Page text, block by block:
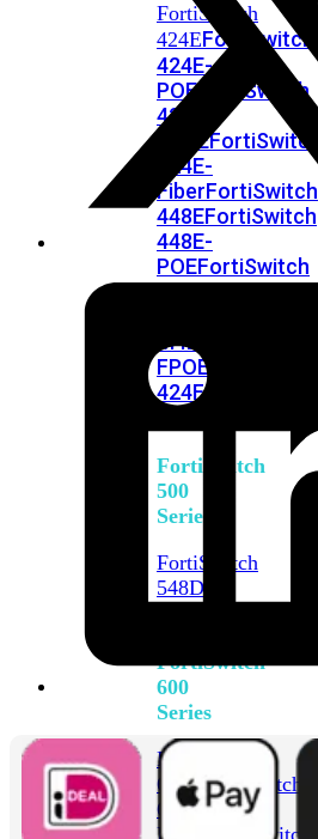
FortiSwitch
424EFortiSwitch
424E-
POEFortiSwitch
424E-
FPOEFortiSwitch
424E-
FiberFortiSwitch
448EFortiSwitch
448E-
POEFortiSwitch
M426E-
FPOE
424F-
FortiSwitch
500
Series
FortiSwitch
548D-
FortiSwitch
600
Series
FortiSwitch
624F FortiSwitch
624F-
FPOE
FortiSwitch